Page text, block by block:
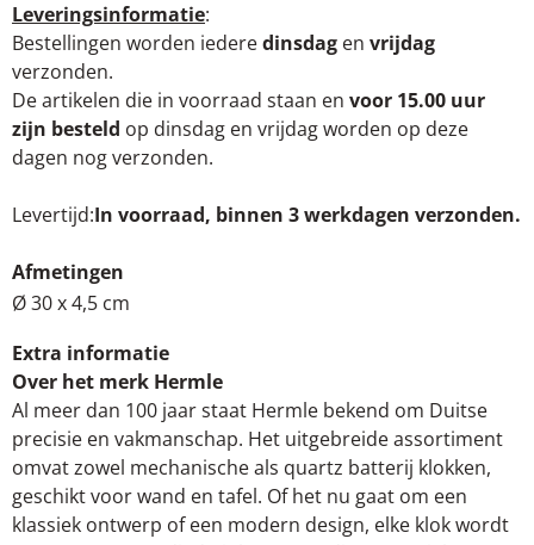
Leveringsinformatie:
Bestellingen worden iederedinsdag en vrijdag
verzonden.
De artikelen die in voorraad staan en voor 15.00 uur
zijn besteld op dinsdag en vrijdag worden op deze
dagen nog verzonden.
Levertijd In voorraad, binnen 3 werkdagen verzonden.
Afmetingen
Ø 30 x 4,5 cm
Extra informatie
Over het merk Hermle
Al meer dan 100 jaar staat Hermle bekend om Duitse
precisie en vakmanschap. Het uitgebreide assortiment
omvat zowel mechanische als quartz batterij klokken,
geschikt voor wand en tafel. Of het nu gaat om een
klassiek ontwerp of een modern design, elke klok wordt